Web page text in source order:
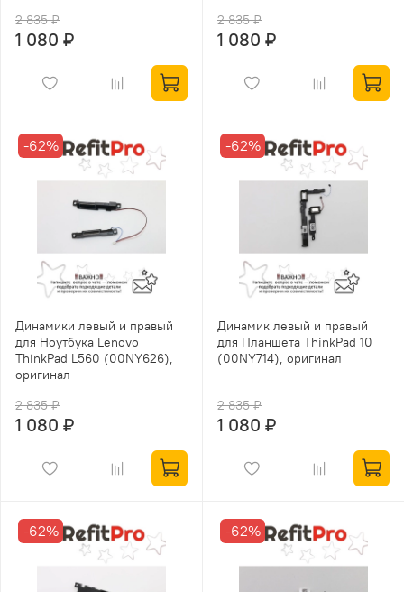
2 835 ₽
1 080 ₽
2 835 ₽
1 080 ₽
-62%
Динамики левый и правый
для Ноутбука Lenovo
ThinkPad L560 (00NY626),
оригинал
2 835 ₽
1 080 ₽
-62%
Динамик левый и правый
для Планшета ThinkPad 10
(00NY714), оригинал
2 835 ₽
1 080 ₽
-62% -62%